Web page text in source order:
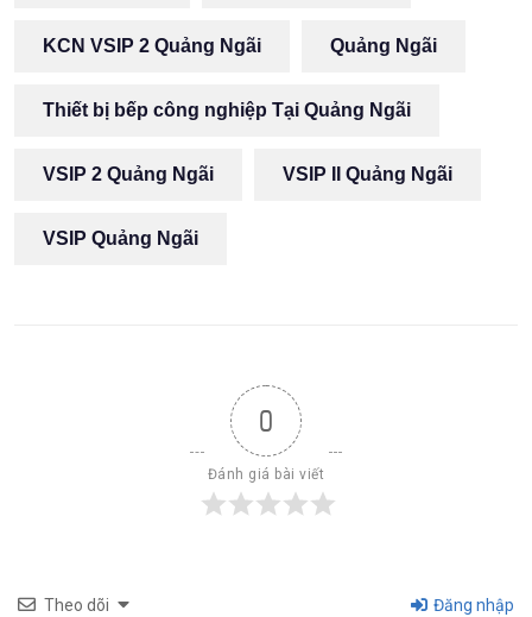
KCN VSIP 2 Quảng Ngãi Quảng Ngãi
Thiết bị bếp công nghiệp Tại Quảng Ngãi
VSIP 2 Quảng Ngãi VSIP II Quảng Ngãi
VSIP Quảng Ngãi
0
Đánh giá bài viết
Theo dõi Đăng nhập